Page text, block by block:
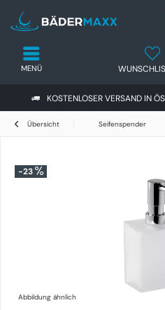
KOSTENLOSER VERSAND IN
MENÜ
Übersicht Seifenspender
-23
Abbildung ähnlich